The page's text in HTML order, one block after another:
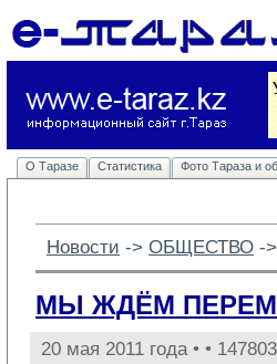
О Таразе Статистика Фото Тараза и
Новости -> ОБЩЕСТВО ->
МЫ ЖДЁМ
20 мая 2011 года • •